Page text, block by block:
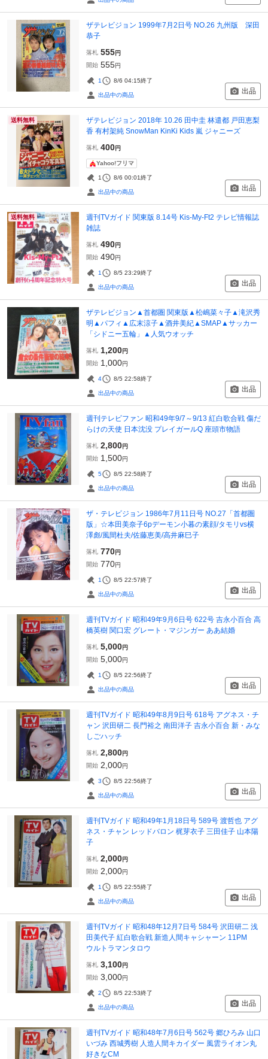
ザテレビジョン 1999年7月2日号 NO.26 九州版 深田
恭子
落札 555円
開始 555円
1 8/6 04:15終了
出品中の商品 出品
送料無料
ザテレビジョン 2018年 10.26 田中圭 林遣都 戸田恵梨
香 有村架純 SnowMan KinKi Kids 嵐 ジャニーズ
落札 400円
Yahoo!フリマ
1 8/6 00:01終了
出品中の商品 出品
送料無料
週刊TVガイド 関東版 8.14号 Kis-My-Ft2 テレビ情報誌
雑誌
落札 490円
開始 490円
1 8/5 23:29終了
出品中の商品 出品
ザテレビジョン▲首都圏 関東版▲松嶋菜々子▲滝沢秀
明▲パフィ▲広末涼子▲酒井美紀▲SMAP▲サッカー
「シドニー五輪」▲人気ウオッチ
落札 1,200円
開始 1,000円
4 8/5 22:58終了
出品中の商品 出品
週刊テレビファン 昭和49年9/7～9/13 紅白歌合戦 傷だ
らけの天使 日本沈没 プレイガールQ 座頭市物語
落札 2,800円
開始 1,500円
5 8/5 22:58終了
出品中の商品 出品
ザ・テレビジョン 1986年7月11日号 NO.27「首都圏
版」☆本田美奈子6pデーモン小暮の素顔/タモリvs横
澤彪/風間杜夫/佐藤恵美/高井麻巳子
落札 770円
開始 770円
1 8/5 22:57終了
出品中の商品 出品
週刊TVガイド 昭和49年9月6日号 622号 吉永小百合 高
橋英樹 関口宏 グレート・マジンガー ああ結婚
落札 5,000円
開始 5,000円
1 8/5 22:56終了
出品中の商品 出品
週刊TVガイド 昭和49年8月9日号 618号 アグネス・チ
ャン 沢田研二 長門裕之 南田洋子 吉永小百合 新・みな
しごハッチ
落札 2,800円
開始 2,000円
3 8/5 22:56終了
出品中の商品 出品
週刊TVガイド 昭和49年1月18日号 589号 渡哲也 アグ
ネス・チャン レッドバロン 梶芽衣子 三田佳子 山本陽
子
落札 2,000円
開始 2,000円
1 8/5 22:55終了
出品中の商品 出品
週刊TVガイド 昭和48年12月7日号 584号 沢田研二 浅
田美代子 紅白歌合戦 新造人間キャシャーン 11PM
ウルトラマンタロウ
落札 3,100円
開始 3,000円
2 8/5 22:53終了
出品中の商品 出品
週刊TVガイド 昭和48年7月6日号 562号 郷ひろみ 山口
いづみ 西城秀樹 人造人間キカイダー 風雲ライオン丸
好きなCM